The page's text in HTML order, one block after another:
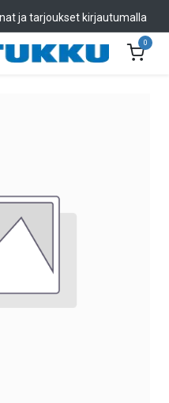
ja tarjoukset kirjautumalla
0